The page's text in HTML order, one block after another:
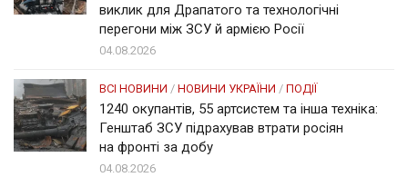
виклик для Драпатого та технологічні
перегони між ЗСУ й армією Росії
04.08.2026
ВСІ НОВИНИ / НОВИНИ УКРАЇНИ / ПОДІЇ
1240 окупантів, 55 артсистем та інша техніка:
Генштаб ЗСУ підрахував втрати росіян
на фронті за добу
04.08.2026